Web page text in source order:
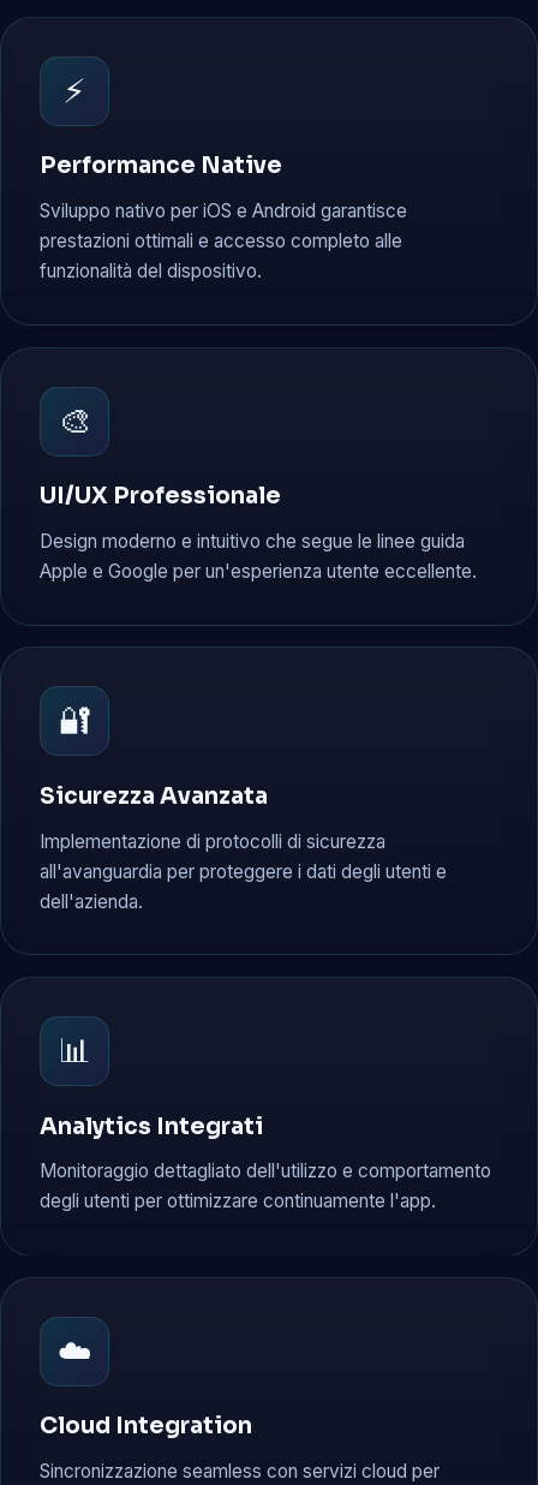
⚡
Performance Native
Sviluppo nativo per iOS e Android garantisce
prestazioni ottimali e accesso completo alle
funzionalità del dispositivo.
🎨
UI/UX Professionale
Design moderno e intuitivo che segue le linee guida
Apple e Google per un'esperienza utente eccellente.
🔐
Sicurezza Avanzata
Implementazione di protocolli di sicurezza
all'avanguardia per proteggere i dati degli utenti e
dell'azienda.
📊
Analytics Integrati
Monitoraggio dettagliato dell'utilizzo e comportamento
degli utenti per ottimizzare continuamente l'app.
☁️
Cloud Integration
Sincronizzazione seamless con servizi cloud per